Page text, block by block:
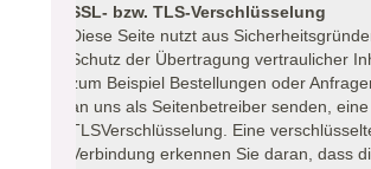
SSL- bzw. TLS-Verschlüsselung
Diese Seite nutzt aus
Schutz der Übertragung vertraulicher
zum Beispiel Bestellungen oder
an uns als Seitenbetreiber senden,
TLSVerschlüsselung. Eine
Verbindung erkennen Sie daran, dass